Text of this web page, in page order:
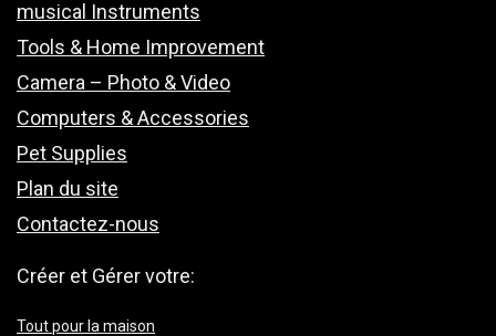
musical Instruments
Tools & Home Improvement
Camera – Photo & Video
Computers & Accessories
Pet Supplies
Plan du site
Contactez-nous
Créer et Gérer votre:
Tout pour la maison